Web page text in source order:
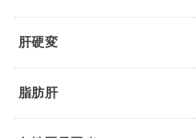
肝硬変
脂肪肝